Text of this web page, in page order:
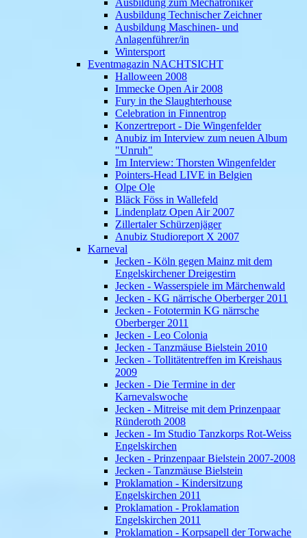
Ausbildung zum Mechatroniker
Ausbildung Technischer Zeichner
Ausbildung Maschinen- und
Anlagenführer/in
Wintersport
Eventmagazin NACHTSICHT
Halloween 2008
Immecke Open Air 2008
Fury in the Slaughterhouse
Celebration in Finnentrop
Konzertreport - Die Wingenfelder
Anubiz im Interview zum neuen Album
"Unruh"
Im Interview: Thorsten Wingenfelder
Pointers-Head LIVE in Belgien
Olpe Ole
Bläck Föss in Wallefeld
Lindenplatz Open Air 2007
Zillertaler Schürzenjäger
Anubiz Studioreport X 2007
Karneval
Jecken - Köln gegen Mainz mit dem
Engelskirchener Dreigestirn
Jecken - Wasserspiele im Märchenwald
Jecken - KG närrische Oberberger 2011
Jecken - Fototermin KG närrsche
Oberberger 2011
Jecken - Leo Colonia
Jecken - Tanzmäuse Bielstein 2010
Jecken - Tollitätentreffen im Kreishaus
2009
Jecken - Die Termine in der
Karnevalswoche
Jecken - Mitreise mit dem Prinzenpaar
Ründeroth 2008
Jecken - Im Studio Tanzkorps Rot-Weiss
Engelskirchen
Jecken - Prinzenpaar Bielstein 2007-2008
Jecken - Tanzmäuse Bielstein
Proklamation - Kindersitzung
Engelskirchen 2011
Proklamation - Proklamation
Engelskirchen 2011
Proklamation - Korpsapell der Torwache